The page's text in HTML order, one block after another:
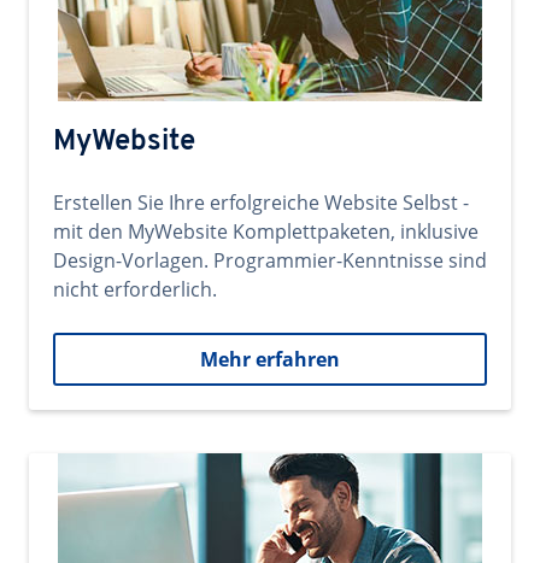
MyWebsite
Erstellen Sie Ihre erfolgreiche Website Selbst -
mit den MyWebsite Komplettpaketen, inklusive
Design-Vorlagen. Programmier-Kenntnisse sind
nicht erforderlich.
Mehr erfahren